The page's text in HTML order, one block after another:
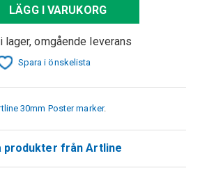
LÄGG I VARUKORG
lager, omgående leverans
Spara i önskelista
30mm Poster marker.
produkter från Artline